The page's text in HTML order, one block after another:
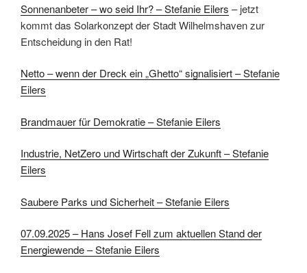
Sonnenanbeter – wo seid Ihr? – Stefanie Eilers – jetzt
kommt das Solarkonzept der Stadt Wilhelmshaven zur
Entscheidung in den Rat!
Netto – wenn der Dreck ein „Ghetto“ signalisiert – Stefanie
Eilers
Brandmauer für Demokratie – Stefanie Eilers
Industrie, NetZero und Wirtschaft der Zukunft – Stefanie
Eilers
Saubere Parks und Sicherheit – Stefanie Eilers
07.09.2025 – Hans Josef Fell zum aktuellen Stand der
Energiewende – Stefanie Eilers